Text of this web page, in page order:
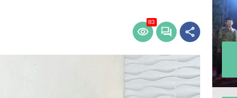
83